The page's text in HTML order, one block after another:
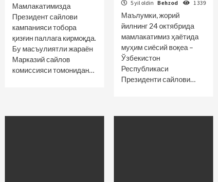
Мамлакатимизда
Президент сайлови
кампанияси тобора
қизғин паллага кирмоқда.
Бу масъулиятли жараён
Марказий сайлов
комиссияси томонидан…
5 yil oldin Behzod 1 339
Маълумки, жорий
йилнинг 24 октябрида
мамлакатимиз ҳаётида
муҳим сиёсий воқеа –
Ўзбекистон
Республикаси
Президенти сайлови…